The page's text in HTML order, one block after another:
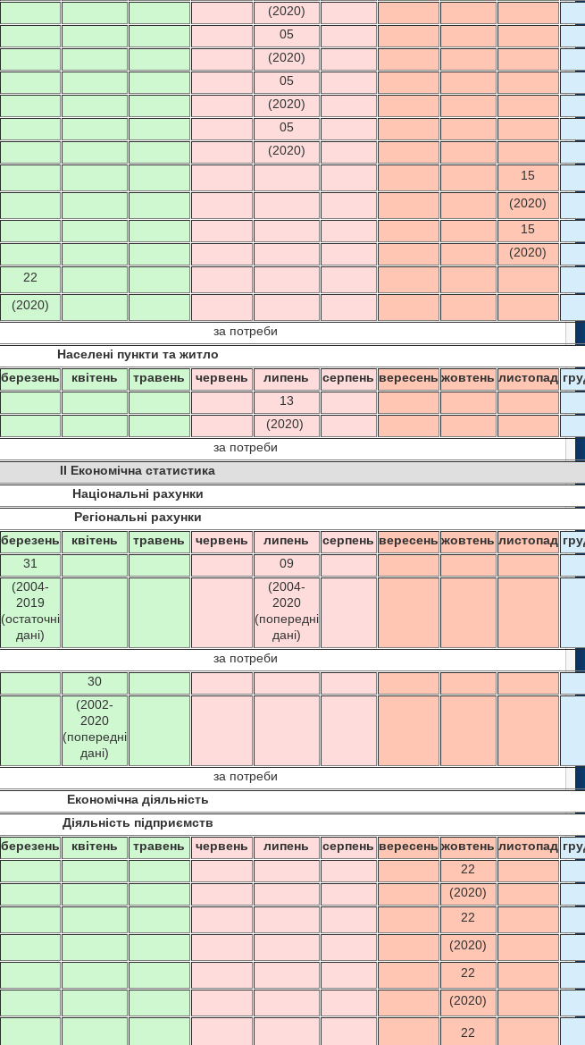
(2020)
05
(2020)
05
(2020)
05
(2020)
15
(2020)
15
(2020)
22
(2020)
за потреби
Населені пункти та житло
березень квітень травень червень липень серпень вересень жовтень листопад
13
(2020)
за потреби
II Економічна статистика
Національні рахунки
Регіональні рахунки
березень квітень травень червень липень серпень вересень жовтень листопад
31
09
(2004-
2019
(остаточні
дані)
(2004-
2020
(попередні
дані)
за потреби
30
(2002-
2020
(попередні
дані)
за потреби
Економічна діяльність
Діяльність підприємств
березень квітень травень червень липень серпень вересень жовтень листопад
22
(2020)
22
(2020)
22
(2020)
22